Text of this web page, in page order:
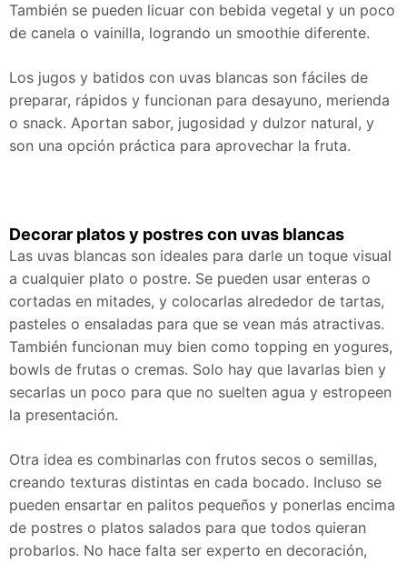
También se pueden licuar con bebida vegetal y un poco
de canela o vainilla, logrando un smoothie diferente.
Los jugos y batidos con uvas blancas son fáciles de
preparar, rápidos y funcionan para desayuno, merienda
o snack. Aportan sabor, jugosidad y dulzor natural, y
son una opción práctica para aprovechar la fruta.
Decorar platos y postres con uvas blancas
Las uvas blancas son ideales para darle un toque visual
a cualquier plato o postre. Se pueden usar enteras o
cortadas en mitades, y colocarlas alrededor de tartas,
pasteles o ensaladas para que se vean más atractivas.
También funcionan muy bien como topping en yogures,
bowls de frutas o cremas. Solo hay que lavarlas bien y
secarlas un poco para que no suelten agua y estropeen
la presentación.
Otra idea es combinarlas con frutos secos o semillas,
creando texturas distintas en cada bocado. Incluso se
pueden ensartar en palitos pequeños y ponerlas encima
de postres o platos salados para que todos quieran
probarlos. No hace falta ser experto en decoración,